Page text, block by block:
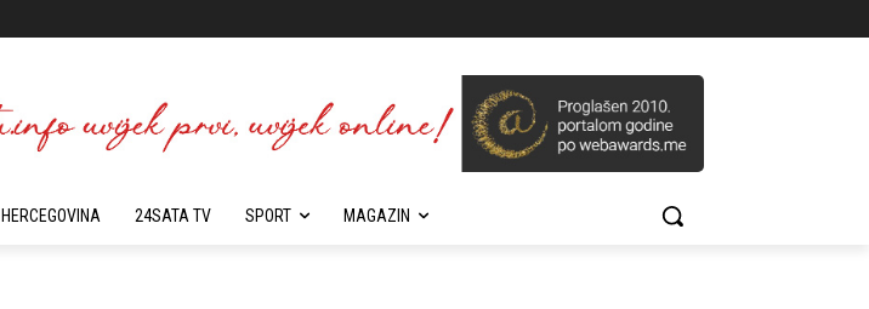
HERCEGOVINA 24SATA TV SPORT MAGAZIN